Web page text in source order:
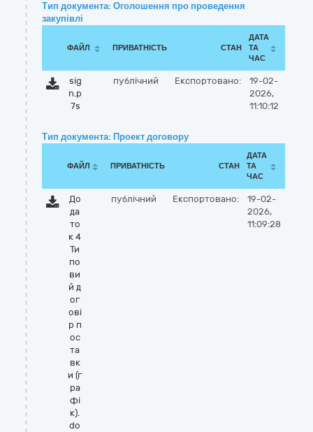
Тип документа: Оголошення про проведення
закупівлі
ФАЙЛ ПРИВАТНІСТЬ СТАН
ДАТА
ТА
ЧАС
sig
n.p
7s
публічний Експортовано:
19-02-
2026,
11:10:12
Тип документа: Проект договору
ФАЙЛ ПРИВАТНІСТЬ СТАН
ДАТА
ТА
ЧАС
До
да
то
к 4
Ти
по
ви
й д
ог
ові
р п
ос
та
вк
и (г
ра
фі
к).
do
публічний Експортовано:
19-02-
2026,
11:09:28